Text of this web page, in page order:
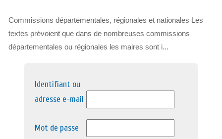
Commissions départementales, régionales et nationales Les
textes prévoient que dans de nombreuses commissions
départementales ou régionales les maires sont i...
Identifiant ou
adresse e-mail
Mot de passe